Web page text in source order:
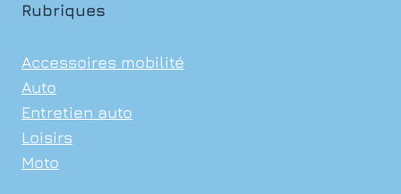
Rubriques
Accessoires mobilité
Auto
Entretien auto
Loisirs
Moto